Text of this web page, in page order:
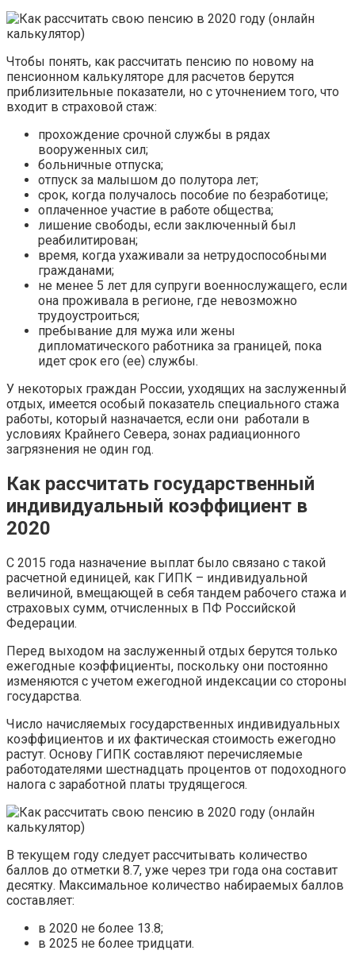
Чтобы понять, как рассчитать пенсию по новому на
пенсионном калькуляторе для расчетов берутся
приблизительные показатели, но с уточнением того, что
входит в страховой стаж:
прохождение срочной службы в рядах
вооруженных сил;
больничные отпуска;
отпуск за малышом до полутора лет;
срок, когда получалось пособие по безработице;
оплаченное участие в работе общества;
лишение свободы, если заключенный был
реабилитирован;
время, когда ухаживали за нетрудоспособными
гражданами;
не менее 5 лет для супруги военнослужащего, если
она проживала в регионе, где невозможно
трудоустроиться;
пребывание для мужа или жены
дипломатического работника за границей, пока
идет срок его (ее) службы.
У некоторых граждан России, уходящих на заслуженный
отдых, имеется особый показатель специального стажа
работы, который назначается, если они работали в
условиях Крайнего Севера, зонах радиационного
загрязнения не один год.
Как рассчитать государственный
индивидуальный коэффициент в
2020
С 2015 года назначение выплат было связано с такой
расчетной единицей, как ГИПК – индивидуальной
величиной, вмещающей в себя тандем рабочего стажа и
страховых сумм, отчисленных в ПФ Российской
Федерации.
Перед выходом на заслуженный отдых берутся только
ежегодные коэффициенты, поскольку они постоянно
изменяются с учетом ежегодной индексации со стороны
государства.
Число начисляемых государственных индивидуальных
коэффициентов и их фактическая стоимость ежегодно
растут. Основу ГИПК составляют перечисляемые
работодателями шестнадцать процентов от подоходного
налога с заработной платы трудящегося.
В текущем году следует рассчитывать количество
баллов до отметки 8.7, уже через три года она составит
десятку. Максимальное количество набираемых баллов
составляет:
в 2020 не более 13.8;
в 2025 не более тридцати.